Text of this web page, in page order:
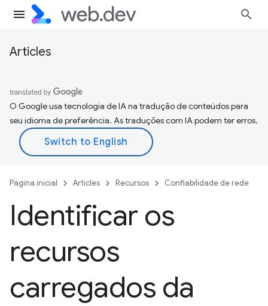
Articles
O Google usa tecnologia de IA na tradução de conteúdos para
seu idioma de preferência. As traduções com IA podem ter erros.
Página inicial Articles Recursos Confiabilidade de rede
Identificar os
recursos
carregados da